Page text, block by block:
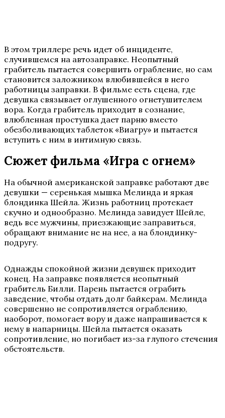
В этом триллере речь идет об инциденте,
случившемся на автозаправке. Неопытный
грабитель пытается совершить ограбление, но сам
становится заложником влюбившейся в него
работницы заправки. В фильме есть сцена, где
девушка связывает оглушенного огнетушителем
вора. Когда грабитель приходит в сознание,
влюбленная простушка дает парню вместо
обезболивающих таблеток «Виагру» и пытается
вступить с ним в интимную связь.
Сюжет фильма «Игра с огнем»
На обычной американской заправке работают две
девушки — серенькая мышка Мелинда и яркая
блондинка Шейла. Жизнь работниц протекает
скучно и однообразно. Мелинда завидует Шейле,
ведь все мужчины, приезжающие заправиться,
обращают внимание не на нее, а на блондинку-
подругу.
Однажды спокойной жизни девушек приходит
конец. На заправке появляется неопытный
грабитель Билли. Парень пытается ограбить
заведение, чтобы отдать долг байкерам. Мелинда
совершенно не сопротивляется ограблению,
наоборот, помогает вору и даже напрашивается к
нему в напарницы. Шейла пытается оказать
сопротивление, но погибает из-за глупого стечения
обстоятельств.